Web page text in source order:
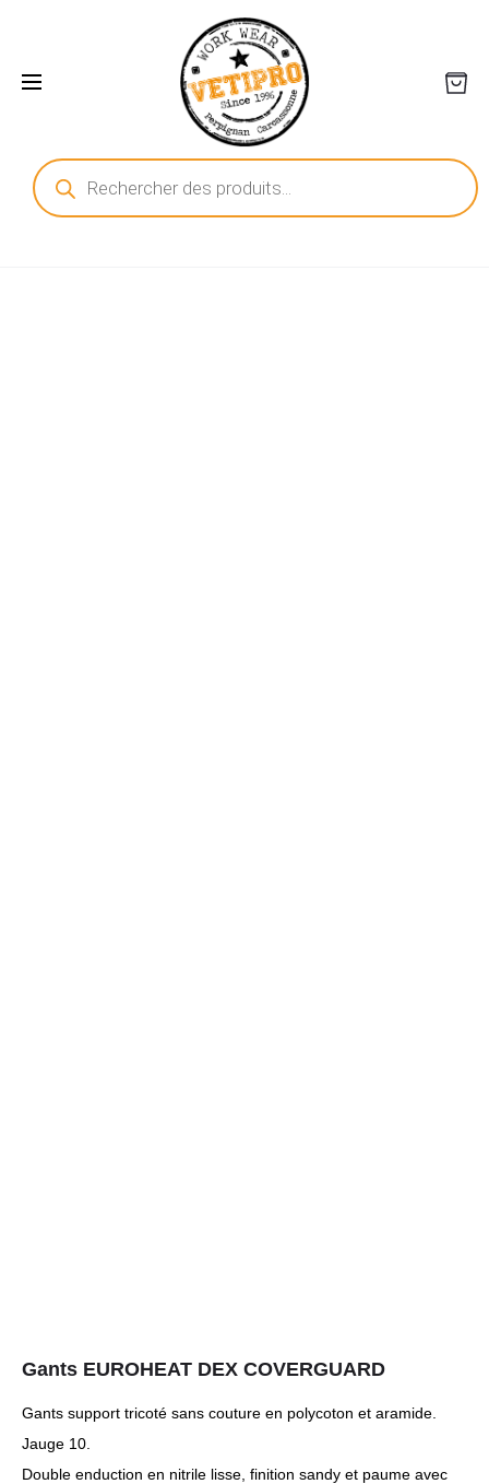
Recherche
de
produits
Gants EUROHEAT DEX COVERGUARD
Gants support tricoté sans couture en polycoton et aramide.
Jauge 10.
Double enduction en nitrile lisse, finition sandy et paume avec